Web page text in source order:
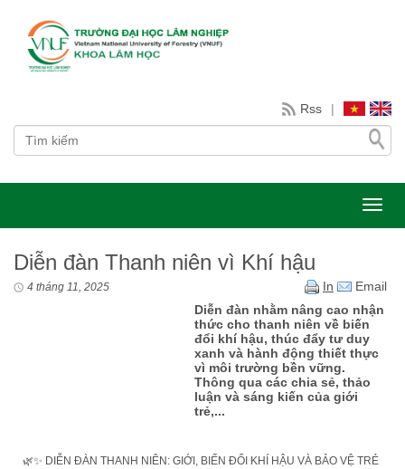
Rss |
Diễn đàn Thanh niên vì Khí hậu
4 tháng 11, 2025 In
Email
Diễn đàn nhằm nâng cao nhận
thức cho thanh niên về biến
đổi khí hậu, thúc đẩy tư duy
xanh và hành động thiết thực
vì môi trường bền vững.
Thông qua các chia sẻ, thảo
luận và sáng kiến của giới
trẻ,...
🌿✨ DIỄN ĐÀN THANH NIÊN: GIỚI, BIẾN ĐỔI KHÍ HẬU VÀ BẢO VỆ TRẺ